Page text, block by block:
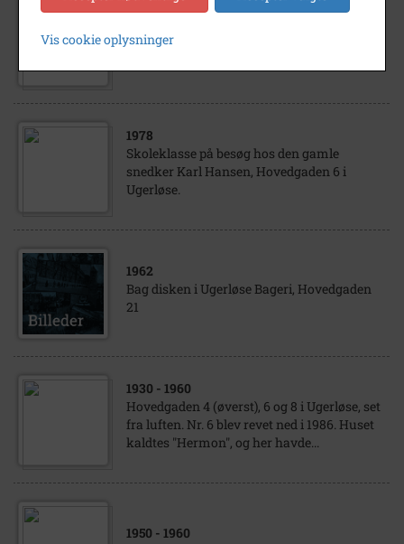
1979
Snedker Karl Hansen, Hovedgaden 6 i
1978
Skoleklasse på besøg hos den gamle
snedker Karl Hansen, Hovedgaden 6 i
Ugerløse.
1962
Bag disken i Ugerløse Bageri, Hovedgaden
21
1930 - 1960
Hovedgaden 4 (øverst), 6 og 8 i Ugerløse, set
fra luften. Nr. 6 blev revet ned i 1986. Huset
kaldtes "Hermon", og her havde...
1950 - 1960
Vis cookie oplysninger